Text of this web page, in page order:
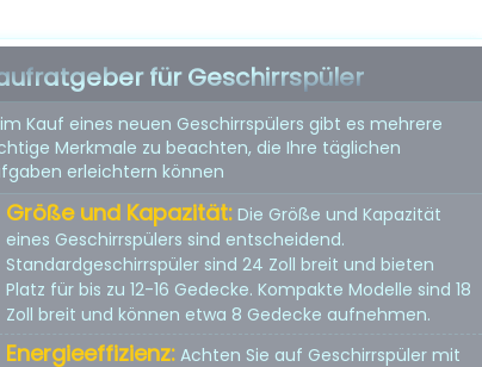
für Geschirrspüler
Kauf eines neuen Geschirrspülers gibt es mehrere
Merkmale zu beachten, die Ihre täglichen
erleichtern können
Größe und Kapazität: Die Größe und Kapazität
eines Geschirrspülers sind entscheidend.
Standardgeschirrspüler sind 24 Zoll breit und bieten
Platz für bis zu 12-16 Gedecke. Kompakte Modelle sind 18
Zoll breit und können etwa 8 Gedecke aufnehmen.
Energieeffizienz: Achten Sie auf Geschirrspüler mit